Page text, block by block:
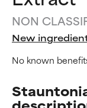
NON
New
No known